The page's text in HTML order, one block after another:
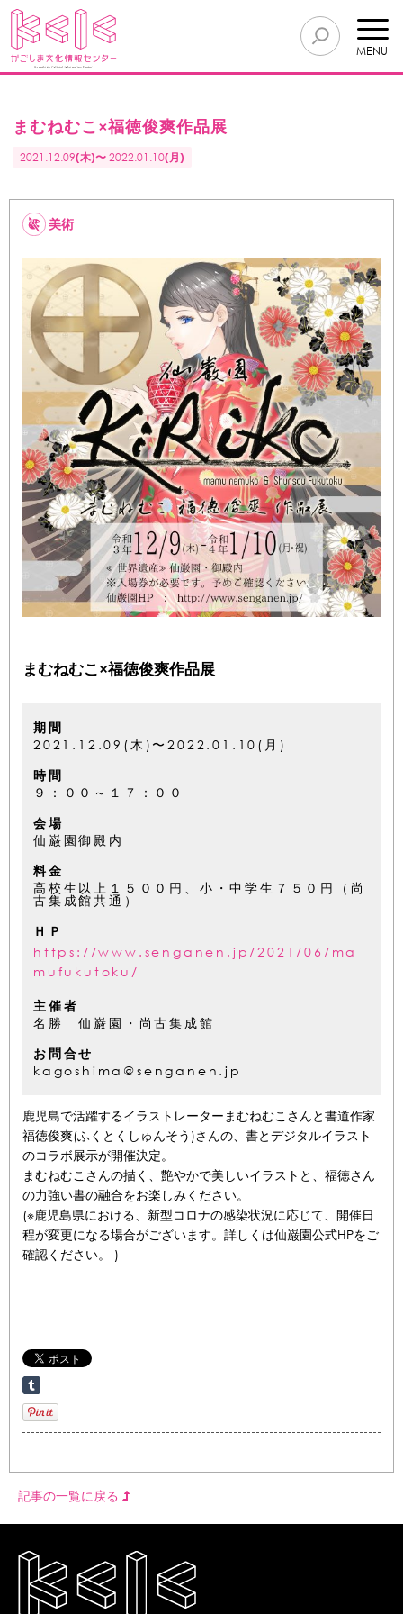
MENU
まむねむこ×福徳俊爽作品展
2021.12.09(木)〜2022.01.10(月)
美術
まむねむこ×福徳俊爽作品展
期間
2021.12.09(木)〜2022.01.10(月)
時間
９：００～１７：００
会場
仙巌園御殿内
料金
高校生以上１５００円、小・中学生７５０円（尚
古集成館共通）
ＨＰ
https://www.senganen.jp/2021/06/ma
mufukutoku/
主催者
名勝 仙巌園・尚古集成館
お問合せ
kagoshima@senganen.jp
鹿児島で活躍するイラストレーターまむねむこさんと書道作家
福徳俊爽(ふくとくしゅんそう)さんの、書とデジタルイラスト
のコラボ展示が開催決定。
まむねむこさんの描く、艶やかで美しいイラストと、福徳さん
の力強い書の融合をお楽しみください。
(※鹿児島県における、新型コロナの感染状況に応じて、開催日
程が変更になる場合がございます。詳しくは仙巌園公式HPをご
確認ください。 )
記事の一覧に戻る